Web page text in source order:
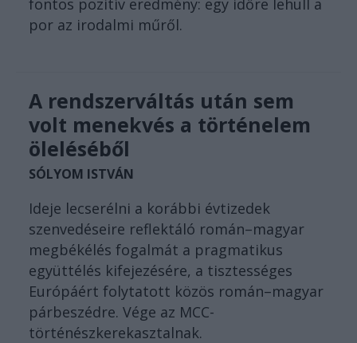
fontos pozitív eredmény: egy időre lehull a
por az irodalmi műről.
A rendszerváltás után sem
volt menekvés a történelem
öleléséből
SÓLYOM ISTVÁN
Ideje lecserélni a korábbi évtizedek
szenvedéseire reflektáló román–magyar
megbékélés fogalmát a pragmatikus
együttélés kifejezésére, a tisztességes
Európáért folytatott közös román–magyar
párbeszédre. Vége az MCC-
történészkerekasztalnak.